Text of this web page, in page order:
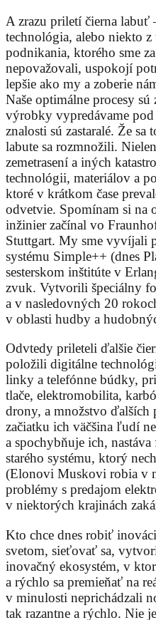
A zrazu priletí čierna labuť
technológia, alebo niekto
podnikania, ktorého sme
nepovažovali, uspokojí
lepšie ako my a zoberie
Naše optimálne procesy sú
výrobky vypredávame pod
znalosti sú zastaralé. Že sa
labute sa rozmnožili.
zemetrasení a iných
technológii, materiálov a
ktoré v krátkom čase
odvetvie. Spomínam si na
inžinier začínal vo
Stuttgart. My sme vyvíjali
systému Simple++ (dnes
sesterskom inštitúte v
zvuk. Vytvorili špeciálny
a v nasledovných 20
v oblasti hudby a
Odvtedy prileteli ďalšie
položili digitálne
linky a telefónne búdky,
tlače, elektromobilita,
drony, a množstvo ďalších
začiatku ich väčšina ľudí
a spochybňuje ich,
starého systému, ktorý
(Elonovi Muskovi robia v
problémy s predajom
v niektorých krajinách
Kto chce dnes robiť
svetom, sieťovať sa,
inovačný ekosystém, v
a rýchlo sa premieňať na
v minulosti neprichádzali
tak razantne a rýchlo. Nie